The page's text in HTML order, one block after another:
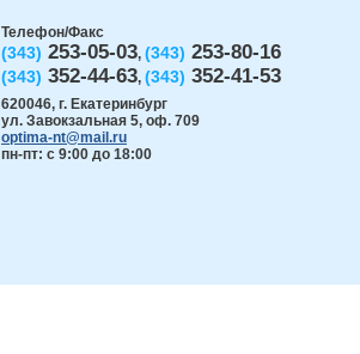
Телефон/Факс
(343) 253-05-03, (343) 253-80-16
(343) 352-44-63, (343) 352-41-53
620046, г. Екатеринбург
ул. Завокзальная 5, оф. 709
optima-nt@mail.ru
пн-пт: с 9:00 до 18:00